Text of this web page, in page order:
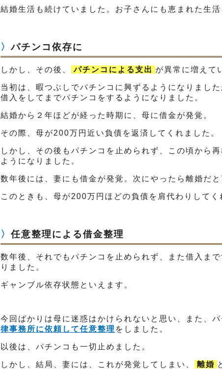
結婚生活も続けていました。お子さんにも恵まれた生活
パチンコ依存に
しかし、その後、 パチンコによる支出 が異常に増えて
当初は、暇つぶしでパチンコに興ずるようになりまし
借入をしてまでパチンコをするようになりました。
結婚から２年ほどが経った時期に、母に借金が発覚。
その際、母が200万円近い負債を返済してくれました。
しかし、その後もパチンコを止められず、この頃から
ようになりました。
数年後には、妻にも借金が発覚。次にやったら離婚だと
このときも、母が200万円ほどの負債を肩代わりしてく
任意整理による借金整理
数年後、それでもパチンコを止められず、また借入ま
りました。
ギャンブル依存状態といえます。
今回ばかりは母に迷惑はかけられないと思い、また、パ
律事務所に依頼して任意整理 をしました。
以後は、パチンコも一切止めました。
しかし、結局、妻には、これが発覚してしまい、 離婚